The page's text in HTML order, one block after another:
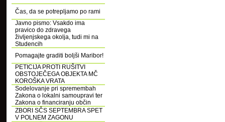
Čas, da se potrepljamo po rami
Javno pismo: Vsakdo ima
pravico do zdravega
življenjskega okolja, tudi mi na
Studencih
Pomagajte graditi boljši Maribor!
PETICIJA PROTI RUŠITVI
OBSTOJEČEGA OBJEKTA MČ
KOROŠKA VRATA
Sodelovanje pri spremembah
Zakona o lokalni samoupravi ter
Zakona o financiranju občin
ZBORI SČS SEPTEMBRA SPET
V POLNEM ZAGONU